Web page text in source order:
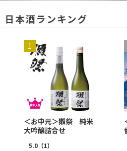
日本酒ランキング
＜お中元＞獺祭 純米
大吟醸詰合せ
5.0（1）